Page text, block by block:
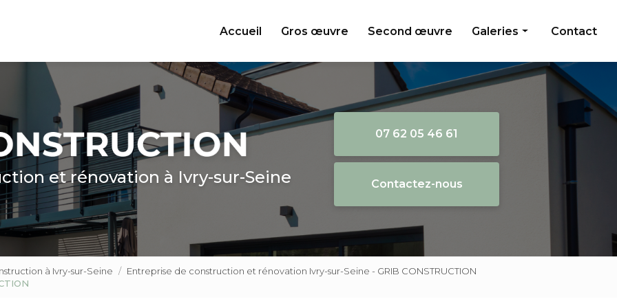
Accueil
Gros œuvre Second œuvre Galeries
Gros oeuvre
Second oeuvre
Contact
et rénovation à Ivry-sur-Seine
07 62 05 46 61
Contactez-nous
à Ivry-sur-Seine
Entreprise de construction et rénovation Ivry-sur-Seine - GRIB CONSTRUCTION